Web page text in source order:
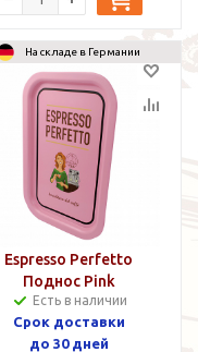
На складе в Германии
Espresso Perfetto
Поднос Pink
Есть в наличии
Срок доставки
до 30 дней